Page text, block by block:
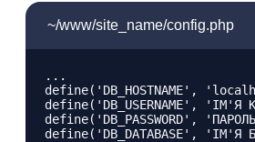
~/www/site_name/config.php
...
define('DB_HOSTNAME',
define('DB_USERNAME', 'ІМ'Я
define('DB_PASSWORD',
define('DB_DATABASE', 'ІМ'Я